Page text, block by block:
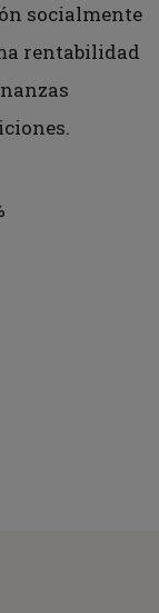
socialmente
rentabilidad